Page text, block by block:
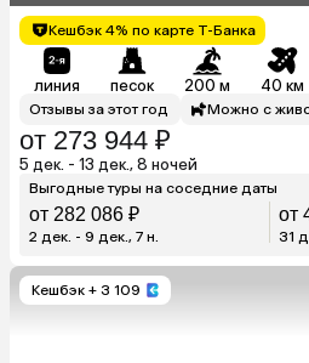
Кешбэк 4% по карте Т-Банка
линия песок 200 м 40 км
Отзывы за этот год Можно с
от 273 944 ₽
5 дек. - 13 дек., 8 ночей
Выгодные туры на соседние даты
от 282 086 ₽
2 дек. - 9 дек., 7 н.
от
31
Кешбэк + 3 109